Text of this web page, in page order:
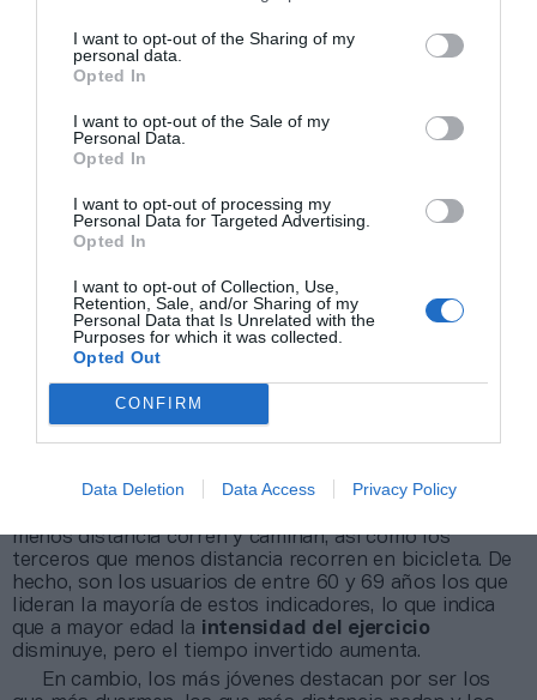
I want to opt-out of the Sharing of my
personal data.
Opted In
I want to opt-out of the Sale of my
Personal Data.
Opted In
I want to opt-out of processing my
Personal Data for Targeted Advertising.
Opted In
I want to opt-out of Collection, Use,
Retention, Sale, and/or Sharing of my
Personal Data that Is Unrelated with the
Purposes for which it was collected.
Opted Out
CONFIRM
Data Deletion Data Access Privacy Policy
Los jóvenes, los más sedentarios
Por último, el estudio también clasifica a los
usuarios de todos los países por edades, y los
resultados no son nada halagüeños para las nuevas
de entre 20 y 29 años son los que
menos tiempo
menos distancia corren y caminan, así como los
terceros que menos distancia recorren en bicicleta. De
hecho, son los usuarios de entre 60 y 69 años los que
lideran la mayoría de estos indicadores, lo que indica
que a mayor edad la intensidad del ejercicio
disminuye, pero el tiempo invertido aumenta.
En cambio, los más jóvenes destacan por ser los